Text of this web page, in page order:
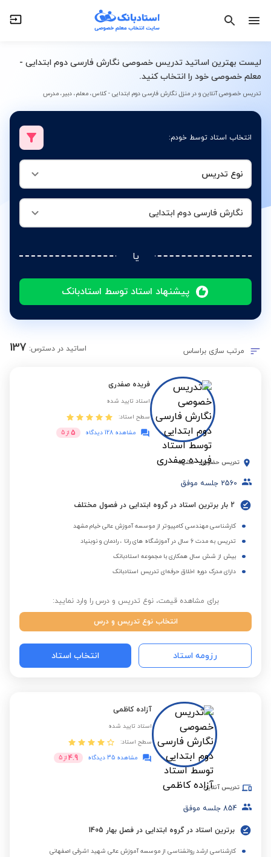
لیست بهترین اساتید تدریس خصوصی نگارش فارسی دوم ابتدایی -
معلم خصوصی خود را انتخاب کنید.
تدریس خصوصی آنلاین و در منزل نگارش فارسی دوم ابتدایی - کلاس، معلم، دبیر، مدرس
انتخاب استاد توسط خودم:
نوع تدریس
نگارش فارسی دوم ابتدایی
یا
پیشنهاد استاد توسط استادبانک
مرتب سازی براساس اساتید در دسترس: 137
فریده صفدری
استاد تایید شده
سطح استاد:
مشاهده 128 دیدگاه
5 از 5
تدریس حضوری - مشهد
2560 جلسه موفق
2 بار برترین استاد در گروه ابتدایی در فصول مختلف
کارشناسی مهندسی کامپیوتر از موسسه آموزش عالی خیام مشهد
تدریس به مدت 6 سال در آموزشگاه های رانا ، رادمان و نوبنیاد
بیش از شش سال همکاری با مجموعه استادبانک
دارای مدرک دوره اخلاق حرفه‌ای تدریس استادبانک
برای مشاهده قیمت، نوع تدریس و درس را وارد نمایید:
انتخاب نوع تدریس و درس
رزومه استاد انتخاب استاد
آزاده کاظمی
استاد تایید شده
سطح استاد:
مشاهده 35 دیدگاه
4.9 از 5
تدریس آنلاین
854 جلسه موفق
برترین استاد در گروه ابتدایی در فصل بهار 1405
کارشناسی ارشد روانشناسی از موسسه آموزش عالی شهید اشرفی اصفهانی